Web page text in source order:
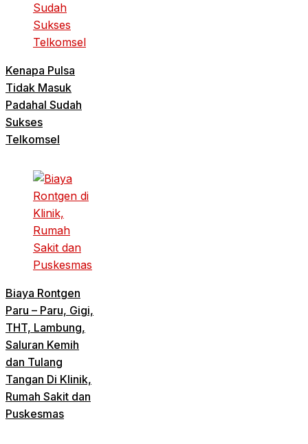
Kenapa Pulsa
Tidak Masuk
Padahal Sudah
Sukses
Telkomsel
Biaya Rontgen
Paru – Paru, Gigi,
THT, Lambung,
Saluran Kemih
dan Tulang
Tangan Di Klinik,
Rumah Sakit dan
Puskesmas